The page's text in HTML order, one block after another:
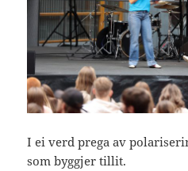
I ei verd prega av
som byggjer tillit.